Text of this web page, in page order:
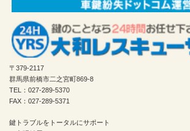
〒379-2117
群馬県前橋市二之宮町869-8
TEL：027-289-5370
FAX：027-289-5371
鍵トラブルをトータルにサポート